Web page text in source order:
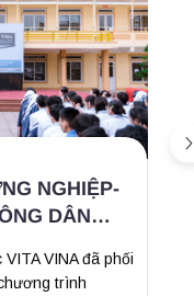
NGHIỆP-
DÂN
SINH
VINA đã phối
trình